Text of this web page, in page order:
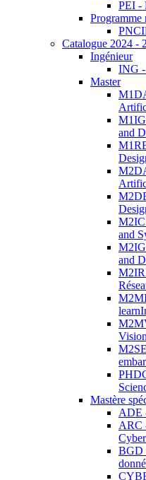
PEI -
Programme
Catalogue 2024 -
Ingénieur
ING -
Master
and
and
and
Mastère
ADE
ARC
BGD